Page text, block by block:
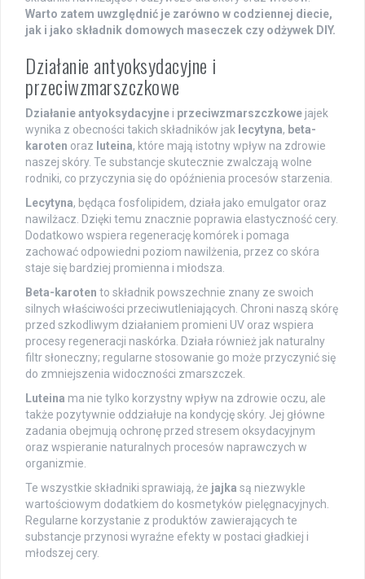
Warto zatem uwzględnić je zarówno w codziennej diecie,
jak i jako składnik domowych maseczek czy odżywek DIY.
Działanie antyoksydacyjne i
przeciwzmarszczkowe
Działanie antyoksydacyjne i przeciwzmarszczkowe jajek
wynika z obecności takich składników jak lecytyna, beta-
karoten oraz luteina, które mają istotny wpływ na zdrowie
naszej skóry. Te substancje skutecznie zwalczają wolne
rodniki, co przyczynia się do opóźnienia procesów starzenia.
Lecytyna, będąca fosfolipidem, działa jako emulgator oraz
nawilżacz. Dzięki temu znacznie poprawia elastyczność cery.
Dodatkowo wspiera regenerację komórek i pomaga
zachować odpowiedni poziom nawilżenia, przez co skóra
staje się bardziej promienna i młodsza.
Beta-karoten to składnik powszechnie znany ze swoich
silnych właściwości przeciwutleniających. Chroni naszą skórę
przed szkodliwym działaniem promieni UV oraz wspiera
procesy regeneracji naskórka. Działa również jak naturalny
filtr słoneczny; regularne stosowanie go może przyczynić się
do zmniejszenia widoczności zmarszczek.
Luteina ma nie tylko korzystny wpływ na zdrowie oczu, ale
także pozytywnie oddziałuje na kondycję skóry. Jej główne
zadania obejmują ochronę przed stresem oksydacyjnym
oraz wspieranie naturalnych procesów naprawczych w
organizmie.
Te wszystkie składniki sprawiają, że jajka są niezwykle
wartościowym dodatkiem do kosmetyków pielęgnacyjnych.
Regularne korzystanie z produktów zawierających te
substancje przynosi wyraźne efekty w postaci gładkiej i
młodszej cery.